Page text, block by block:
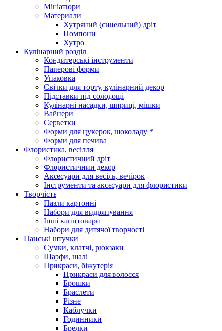
Мініатюри
Материали
Хутряний (синельний) дріт
Помпони
Хутро
Кулінарний розділ
Кондитерські інструменти
Паперові форми
Упаковка
Свічки для торту, кулінарний декор
Підставки під солодощі
Кулінарні насадки, шприці, мішки
Вайнери
Серветки
Форми для цукерок, шоколаду *
Форми для печива
Флористика, весілля
Флористичний дріт
Флористичний декор
Аксесуари для весіль, вечірок
Інструменти та аксесуари для флористики
Творчість
Пазли картонні
Набори для видряпування
Інші канцтовари
Набори для дитячої творчості
Панські штучки
Сумки, клатчі, рюкзаки
Шарфи, шалі
Прикраси, біжутерія
Прикраси для волосся
Брошки
Браслети
Різне
Каблучки
Годинники
Брелки